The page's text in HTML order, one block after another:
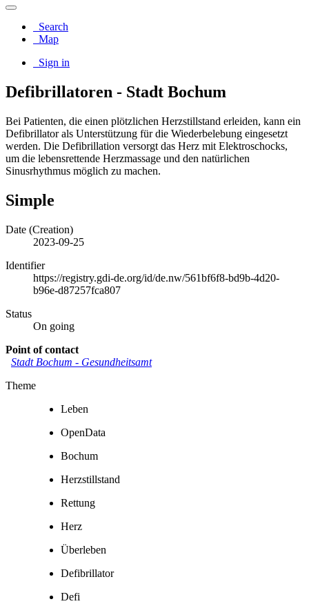
Search
Map
Sign in
Defibrillatoren - Stadt Bochum
Bei Patienten, die einen plötzlichen Herzstillstand erleiden, kann ein
Defibrillator als Unterstützung für die Wiederbelebung eingesetzt
werden. Die Defibrillation versorgt das Herz mit Elektroschocks,
um die lebensrettende Herzmassage und den natürlichen
Sinusrhythmus möglich zu machen.
Simple
Date (Creation)
2023-09-25
Identifier
https://registry.gdi-de.org/id/de.nw/561bf6f8-bd9b-4d20-
b96e-d87257fca807
Status
On going
Point of contact
Stadt Bochum - Gesundheitsamt
Theme
Leben
OpenData
Bochum
Herzstillstand
Rettung
Herz
Überleben
Defibrillator
Defi